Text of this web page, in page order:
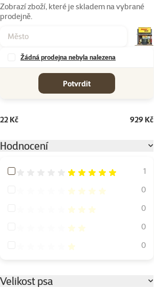
Zobrazí zboží, které je skladem na vybrané
prodejně.
Žádná prodejna nebyla nalezena
Potvrdit
22 Kč 929 Kč
Hodnocení
Hodnocení 100%
1
Hodnocení 80%
0
Hodnocení 60%
0
Hodnocení 40%
0
Hodnocení 20%
0
Velikost psa